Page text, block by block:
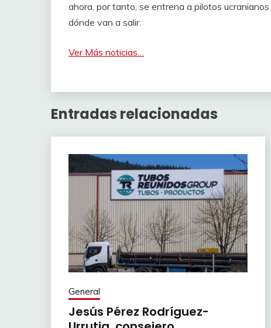
ahora, por tanto, se entrena a pilotos
dónde van a salir.
Ver Más noticias…
Entradas relacionadas
General
Jesús Pérez Rodríguez-